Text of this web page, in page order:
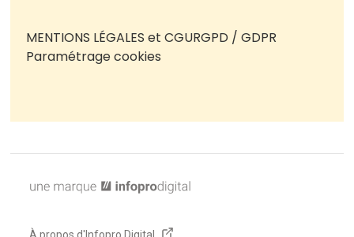
MENTIONS LÉGALES et CGURGPD / GDPR
Paramétrage cookies